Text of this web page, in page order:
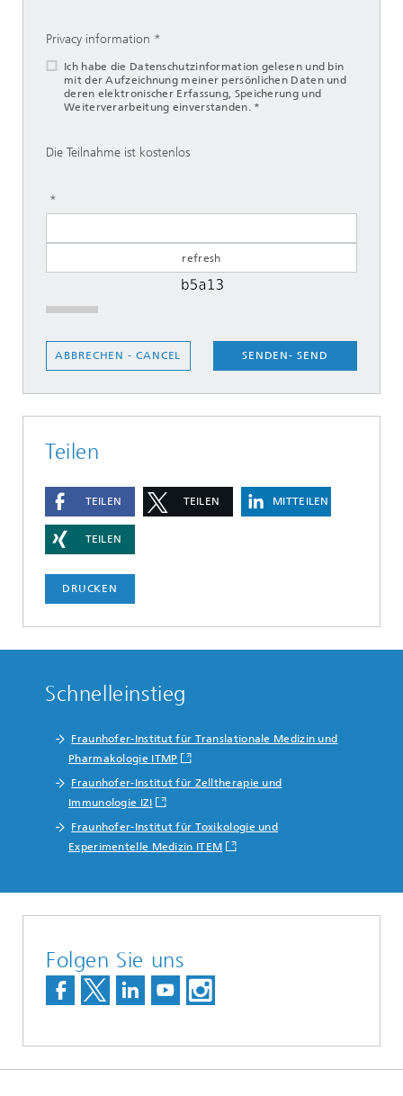
Privacy information
Ich habe die Datenschutzinformation gelesen und bin
mit der Aufzeichnung meiner persönlichen Daten und
deren elektronischer Erfassung, Speicherung und
Weiterverarbeitung einverstanden. *
Die Teilnahme ist kostenlos
SENDEN- SEND
ABBRECHEN - CANCEL
Teilen
TEILEN TEILEN MITTEILEN
TEILEN
DRUCKEN
Schnelleinstieg
Fraunhofer-Institut für Translationale Medizin und
Pharmakologie ITMP
Fraunhofer-Institut für Zelltherapie und
Immunologie IZI
Fraunhofer-Institut für Toxikologie und
Experimentelle Medizin ITEM
Folgen Sie uns